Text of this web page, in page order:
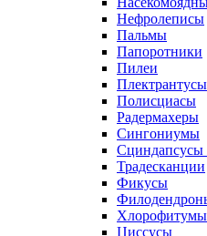
Нефролеписы
Пальмы
Папоротники
Пилеи
Плектрантусы
Полисциасы
Радермахеры
Сингониумы
Традесканции
Фикусы
Хлорофитумы
Циссусы